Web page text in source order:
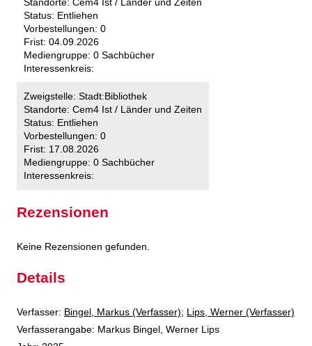
Status: Entliehen
Vorbestellungen: 0
Frist: 04.09.2026
Mediengruppe: 0 Sachbücher
Interessenkreis:
Zweigstelle: Stadt:Bibliothek
Standorte: Cem4 Ist / Länder und Zeiten
Status: Entliehen
Vorbestellungen: 0
Frist: 17.08.2026
Mediengruppe: 0 Sachbücher
Interessenkreis:
Rezensionen
Keine Rezensionen gefunden.
Details
Verfasser: Suche nach diesem Verfasser
Bingel, Markus (Verfasser); Lips, Werner (Verfasser)
Verfasserangabe: Markus Bingel, Werner Lips